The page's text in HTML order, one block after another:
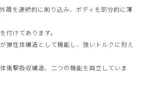
周を連続的に削り込み、ボディを部分的に薄
付けてあります。
弾性体構造として機能し、強いトルクに耐え
衝撃吸収構造、二つの機能を両立していま